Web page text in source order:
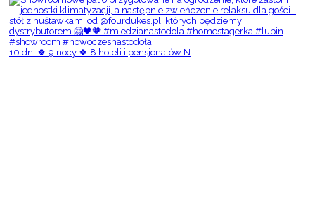
10 dni 🍀 9 nocy 🍀 8 hoteli i pensjonatów N